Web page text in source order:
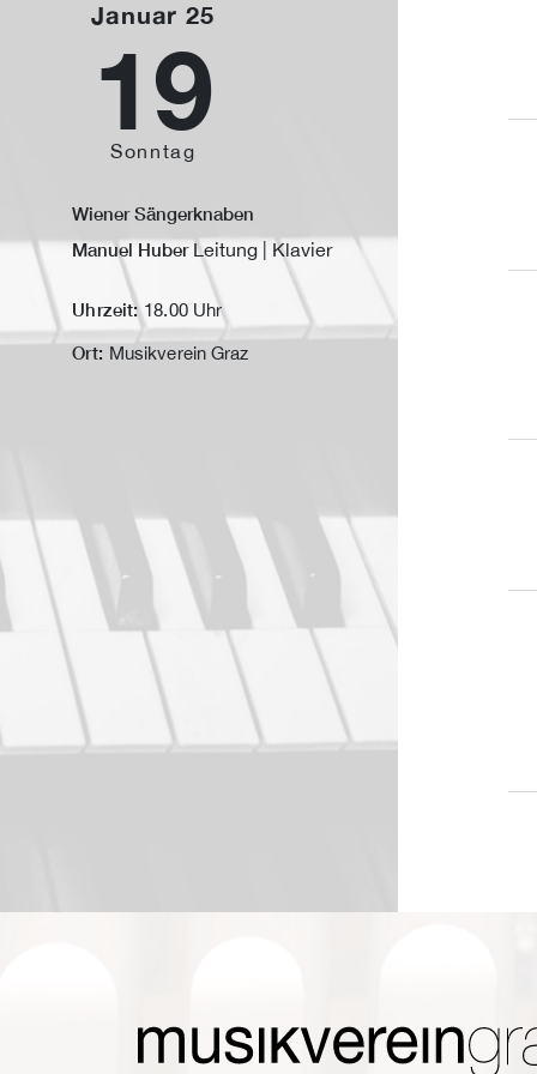
Januar 25
19
Sonntag
Wiener Sängerknaben
Manuel Huber Leitung | Klavier
Uhrzeit: 18.00 Uhr
Ort: Musikverein Graz